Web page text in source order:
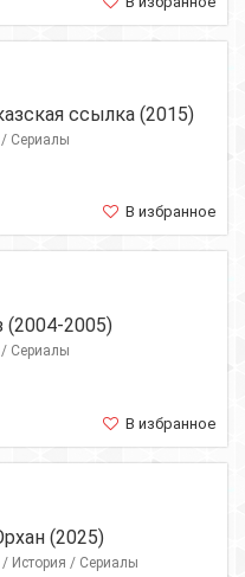
ссылка (2015)
Сериалы
В избранное
(2004-2005)
Сериалы
В избранное
(2025)
История / Сериалы